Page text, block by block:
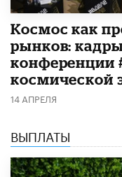
Космос как
рынков:
конференции
космической
14 АПРЕЛЯ
ВЫПЛАТЫ